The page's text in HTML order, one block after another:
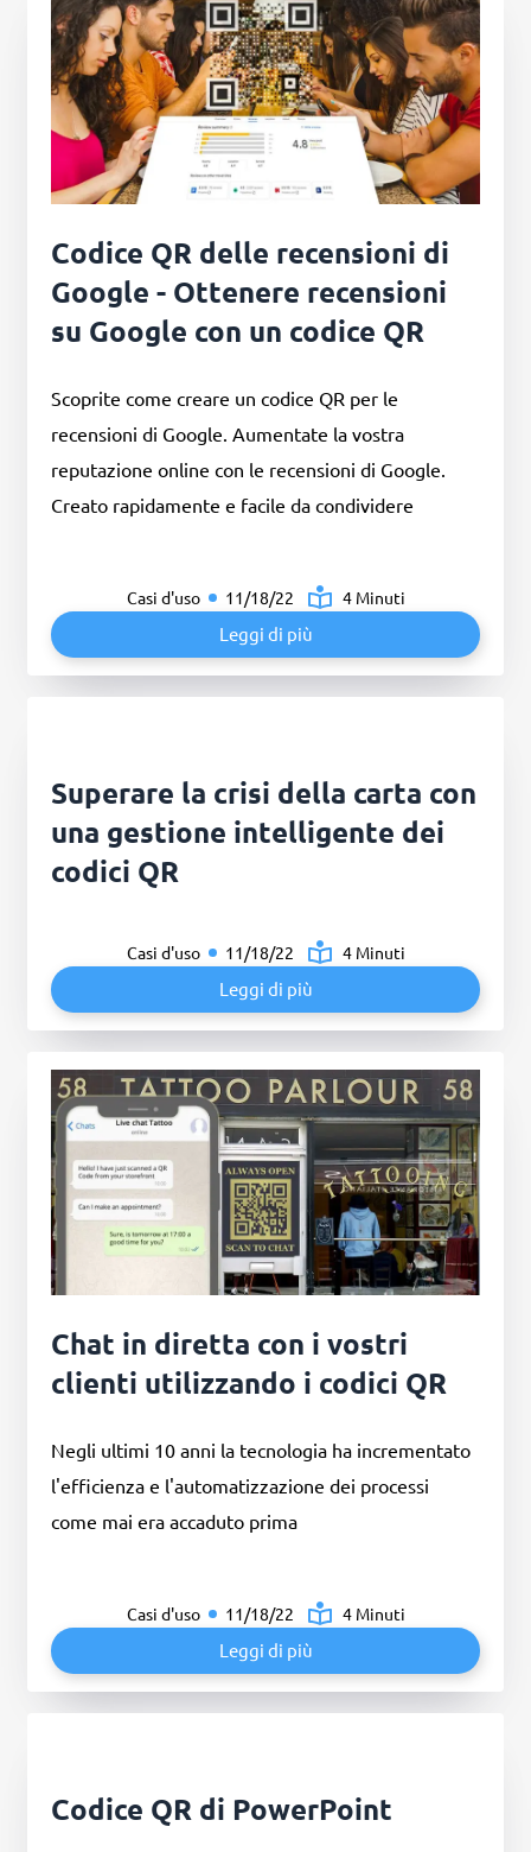
Codice QR delle recensioni di
Google - Ottenere recensioni
su Google con un codice QR
Scoprite come creare un codice QR per le
recensioni di Google. Aumentate la vostra
reputazione online con le recensioni di Google.
Creato rapidamente e facile da condividere
Casi d'uso 11/18/22 4 Minuti
Leggi di più
Superare la crisi della carta con
una gestione intelligente dei
codici QR
Casi d'uso 11/18/22 4 Minuti
Leggi di più
Chat in diretta con i vostri
clienti utilizzando i codici QR
Negli ultimi 10 anni la tecnologia ha incrementato
l'efficienza e l'automatizzazione dei processi
come mai era accaduto prima
Casi d'uso 11/18/22 4 Minuti
Leggi di più
Codice QR di PowerPoint